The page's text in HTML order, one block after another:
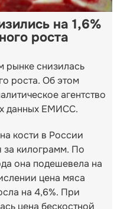
на 1,6%
роста
рынке снизилась
роста. Об этом
агентство
данных ЕМИСС.
кости в России
за килограмм. По
она подешевела на
цена мяса
на 4,6%. При
цена бескостной